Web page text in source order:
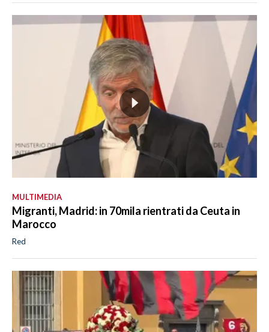
MULTIMEDIA
Migranti, Madrid: in 70mila rientrati da Ceuta in
Marocco
Red